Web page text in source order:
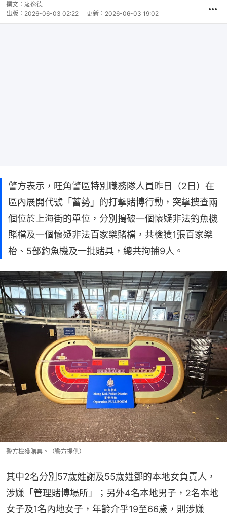
撰文： 凌逸德
出版： 2026-06-03 02:22 更新： 2026-06-03 19:02
警方表示，旺角警區特別職務隊人員昨日（2日）在
區內展開代號「蓄勢」的打撃賭博行動，突擊搜查兩
個位於上海街的單位，分別搗破一個懷疑非法釣魚機
賭檔及一個懷疑非法百家樂賭檔，共檢獲1張百家樂
枱、5部釣魚機及一批賭具，總共拘捕9人。
警方檢獲賭具。（警方提供）
其中2名分別57歲姓謝及55歲姓鄧的本地女負責人，
涉嫌「管理賭博場所」；另外4名本地男子，2名本地
女子及1名內地女子，年齡介乎19至66歲，則涉嫌